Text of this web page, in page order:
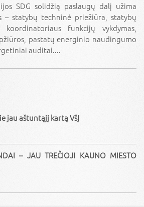
SDG solidžią paslaugų dalį užima
– statybų techninė priežiūra, statybų
funkcijų vykdymas,
pastatų energinio naudingumo
auditai....
jau aštuntąjį kartą VšĮ
– JAU TREČIOJI KAUNO MIESTO